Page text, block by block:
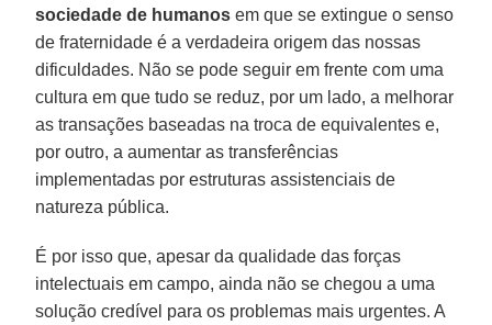
sociedade de humanos em que se extingue o senso
de fraternidade é a verdadeira origem das nossas
dificuldades. Não se pode seguir em frente com uma
cultura em que tudo se reduz, por um lado, a melhorar
as transações baseadas na troca de equivalentes e,
por outro, a aumentar as transferências
implementadas por estruturas assistenciais de
natureza pública.
É por isso que, apesar da qualidade das forças
intelectuais em campo, ainda não se chegou a uma
solução credível para os problemas mais urgentes. A